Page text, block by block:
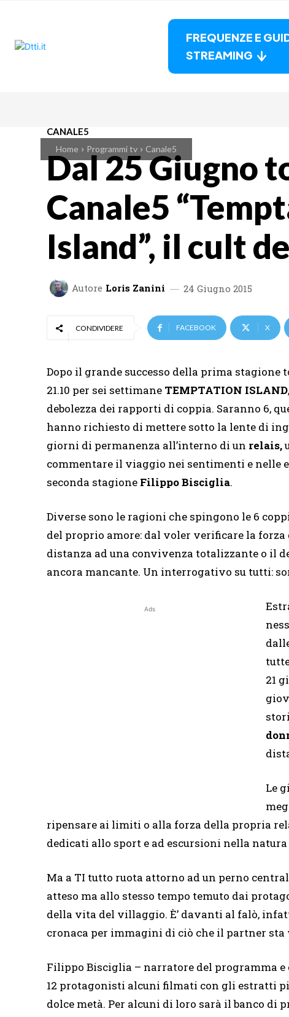
FREQUENZE E
STREAMING
Home Programmi tv Canale5
CANALE5
Dal 25 Giugno
Canale5
Island”, il cult
Autore Loris Zanini 24 Giugno 2015
CONDIVIDERE FACEBOOK X
Dopo il grande successo della prima stagione
21.10 per sei settimane TEMPTATION ISLAND
debolezza dei rapporti di coppia. Saranno 6,
hanno richiesto di mettere sotto la lente di
giorni di permanenza all’interno di un relais,
commentare il viaggio nei sentimenti e nelle
seconda stagione Filippo Bisciglia.
Diverse sono le ragioni che spingono le 6
del proprio amore: dal voler verificare la
distanza ad una convivenza totalizzante o il
ancora mancante. Un interrogativo su tutti:
Ads
21
Le
ripensare ai limiti o alla forza della propria
dedicati allo sport e ad escursioni nella
Ma a TI tutto ruota attorno ad un perno
atteso ma allo stesso tempo temuto dai
della vita del villaggio. È’ davanti al falò,
cronaca per immagini di ciò che il partner sta
Filippo Bisciglia – narratore del programma e
12 protagonisti alcuni filmati con gli estratti
dolce metà. Per alcuni di loro sarà il banco di